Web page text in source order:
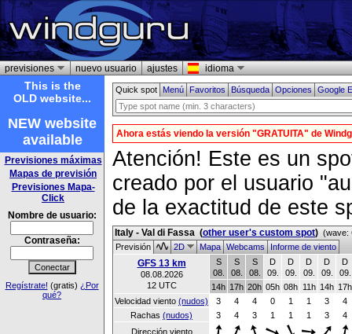
previsiones nuevo usuario ajustes idioma
This is the
OLD website...
NEW website
available
Previsiones máximas
Mapas de previsión
Previsiones Mapa-
Click
Nombre de usuario:
Contraseña:
Regístrate! (gratis) ¿Por
qué?
Quick spot MenúFavoritosBúsquedaOpcionesGoogle
Ahora estás viendo la versión "GRATUITA" de
Atención! Este es un
creado por el usuario
de la exactitud de este
Italy - Val di Fassa (other user's custom spot) (wave:
Previsión
2D MapaWebcamsInforme de viento
GFS 13 km
08.08.2026
12 UTC
S
08.
S
08.
S
08.
D
09.
D
09.
D
09.
D
09.
D
09.
14h 17h 20h 05h 08h 11h 14h 17h
Velocidad viento (nudos) 3 4 4 0 1 1 3
4
Rachas (nudos) 3 4 3 1 1 1 3
4
Dirección viento